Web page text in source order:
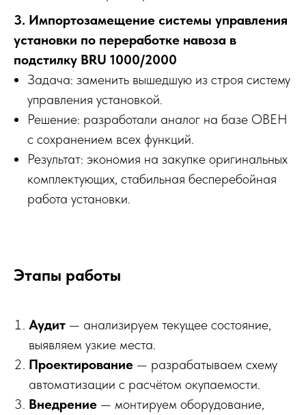
3. Импортозамещение системы управления
установки по переработке навоза в
подстилку BRU 1000/2000
Задача: заменить вышедшую из строя систему
управления установкой.
Решение: разработали аналог на базе ОВЕН
с сохранением всех функций.
Результат: экономия на закупке оригинальных
комплектующих, стабильная бесперебойная
работа установки.
Этапы работы
Аудит — анализируем текущее состояние,
выявляем узкие места.
Проектирование — разрабатываем схему
автоматизации с расчётом окупаемости.
Внедрение — монтируем оборудование,